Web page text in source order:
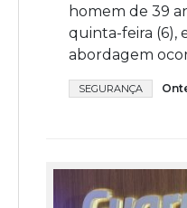
homem de 39
quinta-feira (6),
abordagem
SEGURANÇA